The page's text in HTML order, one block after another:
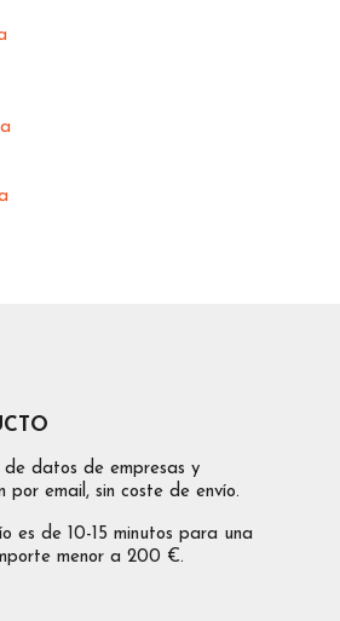
de datos de empresas y
por email, sin coste de envío.
es de 10-15 minutos para una
menor a 200 €.